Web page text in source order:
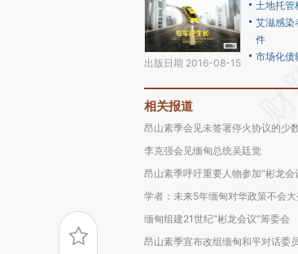
出版日期 2016-08-15
土地托管
艾滋感染
件
市场化债
相关报道
昂山素季会见未签署停火协议的少
李克强会见缅甸总统吴廷觉
昂山素季呼吁重要人物参加“彬龙会
学者：未来5年缅甸对华政策不会
缅甸组建21世纪“彬龙会议”筹委会
昂山素季宣布改组缅甸和平对话委